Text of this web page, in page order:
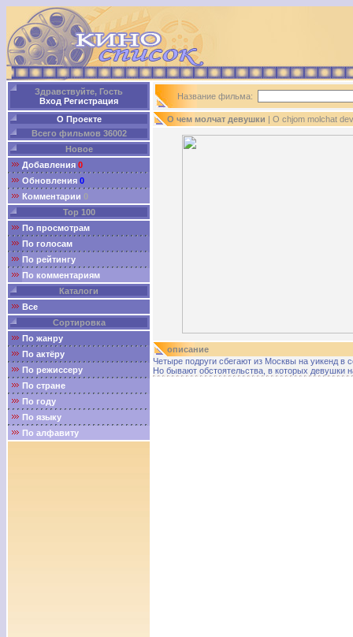
Здравствуйте, Гость
Вход Регистрация
О Проекте
Всего фильмов 36002
Новое
Добавления 0
Обновления 0
Комментарии 0
Top 100
По просмотрам
По голосам
По рейтингу
По комментариям
Каталоги
Все
Сортировка
По жанру
По актёру
По режиссеру
По стране
По году
По языку
По алфавиту
Название фильма:
О чем молчат девушки | O chjom molchat
описание
Четыре подруги сбегают из Москвы на уикенд в
Но бывают обстоятельства, в которых